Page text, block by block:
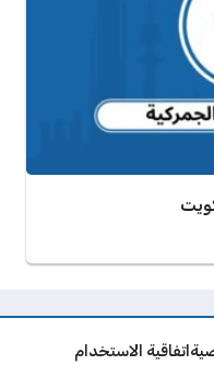
اتفاقية الاستخدام